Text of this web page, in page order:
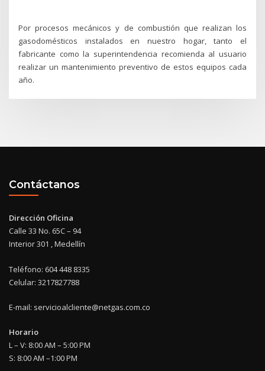
Por procesos mecánicos y de combustión que realizan los
gasodomésticos instalados en nuestro hogar, tanto el
fabricante como la superintendencia recomienda al usuario
realizar un mantenimiento preventivo de estos equipos cada
año.
Contáctanos
Dirección Oficina
Calle 33 No. 65C – 94
Interior 301 , Medellín
Teléfono: 604 448 8335
Celular: 3217827788
E-mail: servicioalcliente@netgas.com.co
Horario
L – V: 8:00 AM – 5:00 PM
S: 8:00 AM –1:00 PM